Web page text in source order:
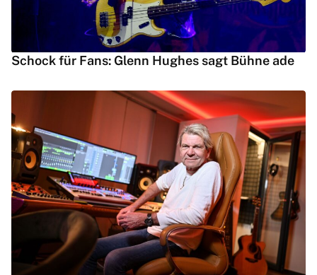
Schock für Fans: Glenn Hughes sagt Bühne ade